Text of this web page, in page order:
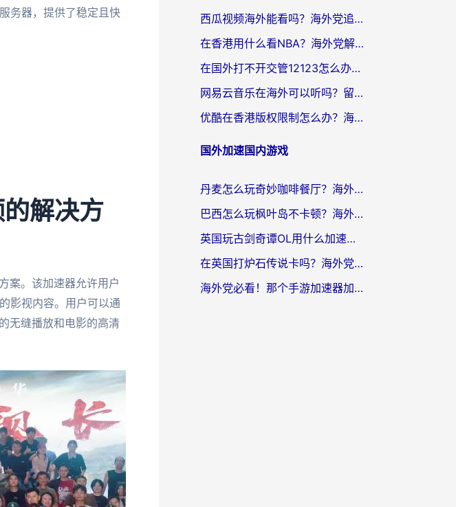
务器，提供了稳定且快
解决方
案。该加速器允许用户
影视内容。用户可以通
无缝播放和电影的高清
西瓜视频海外能看吗？海外党追剧看片的终极解决方案来了
在香港用什么看NBA？海外党解锁国内体育直播的终极攻略
在国外打不开交管12123怎么办？海外华人必看的回国加速全攻略
网易云音乐在海外可以听吗？留学生亲测有效的回国加速方案
优酷在香港版权限制怎么办？海外党亲测有效的追剧加速方案
国外加速国内游戏
丹麦怎么玩奇妙咖啡餐厅？海外党国服游戏加速全攻略（附灌篮高手元气骑士实测）
巴西怎么玩枫叶岛不卡顿？海外玩家国服游戏加速器终极指南（含战双野兽领主提速秘籍）
英国玩古剑奇谭OL用什么加速器比较好？留学生亲测有效的国服游戏加速指南
在英国打炉石传说卡吗？海外党国服游戏不卡顿的终极指南
海外党必看！那个手游加速器加速放开那三国3最好？一篇解决国服游戏卡顿难题